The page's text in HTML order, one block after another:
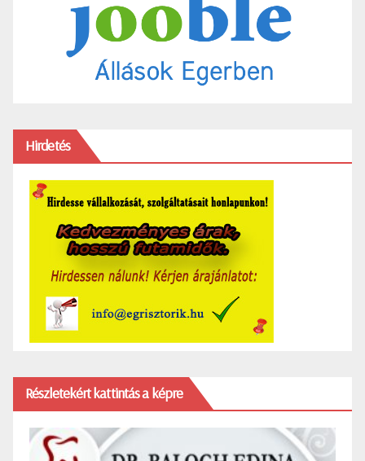
Hirdetés
Részletekért kattintás a képre